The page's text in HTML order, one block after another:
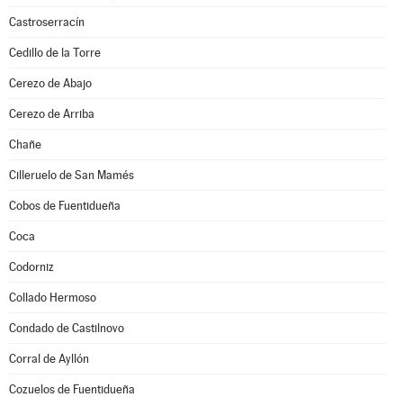
Castroserracín
Cedillo de la Torre
Cerezo de Abajo
Cerezo de Arriba
Chañe
Cilleruelo de San Mamés
Cobos de Fuentidueña
Coca
Codorniz
Collado Hermoso
Condado de Castilnovo
Corral de Ayllón
Cozuelos de Fuentidueña